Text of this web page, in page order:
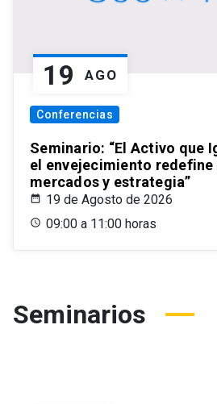
19 AGO
Conferencias
Seminario: “El Activo que
el envejecimiento
mercados y estrategia”
19 de Agosto de 2026
09:00 a 11:00 horas
Seminarios